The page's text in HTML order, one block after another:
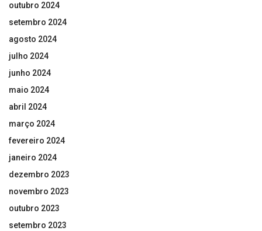
outubro 2024
setembro 2024
agosto 2024
julho 2024
junho 2024
maio 2024
abril 2024
março 2024
fevereiro 2024
janeiro 2024
dezembro 2023
novembro 2023
outubro 2023
setembro 2023